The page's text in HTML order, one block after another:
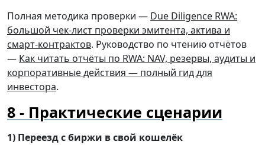
Полная методика проверки — Due Diligence RWA:
большой чек-лист проверки эмитента, актива и
смарт-контрактов. Руководство по чтению отчётов
— Как читать отчёты по RWA: NAV, резервы, аудиты и
корпоративные действия — полный гид для
инвестора.
Практические сценарии
1) Переезд с биржи в свой кошелёк